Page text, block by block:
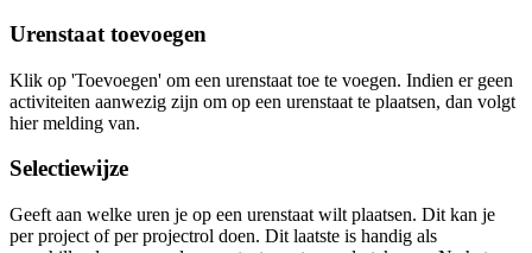
Urenstaat toevoegen
Klik op 'Toevoegen' om een urenstaat toe te voegen. Indien er geen
activiteiten aanwezig zijn om op een urenstaat te plaatsen, dan volgt
hier melding van.
Selectiewijze
Geeft aan welke uren je op een urenstaat wilt plaatsen. Dit kan je
per project of per projectrol doen. Dit laatste is handig als